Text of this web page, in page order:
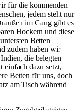
für die kommenden
jedem steht nur
im Gang gibt es
Hockern und diese
Betten
zudem haben wir
die belegten
einfach dazu setzt,
Betten für uns, doch
am Tisch während